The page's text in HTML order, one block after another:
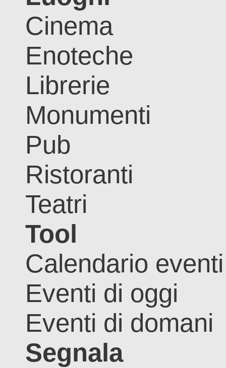
Cinema
Enoteche
Librerie
Monumenti
Pub
Ristoranti
Teatri
Tool
Calendario eventi
Eventi di oggi
Eventi di domani
Segnala